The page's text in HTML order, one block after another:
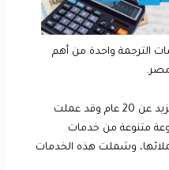
الترجمة واحدة من أهم
فمنذ تأسيس المؤسسة منذ ما يزيد عن 20 عام وقد عملت
متنوعة من خدمات
وشملت هذه الخدمات